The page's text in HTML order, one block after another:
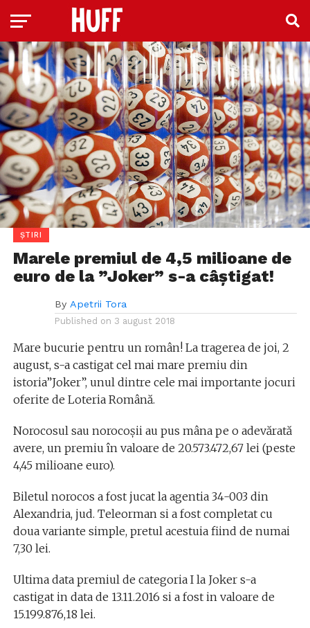
ȘTIRI
Marele premiul de 4,5 milioane de
euro de la ”Joker” s-a câștigat!
By Apetrii Tora
Published on 3 august 2018
Mare bucurie pentru un român! La tragerea de joi, 2
august, s-a castigat cel mai mare premiu din
istoria”Joker”, unul dintre cele mai importante jocuri
oferite de Loteria Română.
Norocosul sau norocoșii au pus mâna pe o adevărată
avere, un premiu în valoare de 20.573.472,67 lei (peste
4,45 milioane euro).
Biletul norocos a fost jucat la agentia 34-003 din
Alexandria, jud. Teleorman si a fost completat cu
doua variante simple, pretul acestuia fiind de numai
7,30 lei.
Ultima data premiul de categoria I la Joker s-a
castigat in data de 13.11.2016 si a fost in valoare de
15.199.876,18 lei.